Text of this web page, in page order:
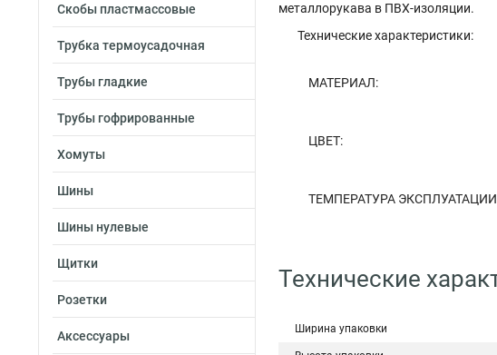
Скобы пластмассовые
Трубка термоусадочная
Трубы гладкие
Трубы гофрированные
Хомуты
Шины
Шины нулевые
Щитки
Розетки
Аксессуары
металлорукава в ПВХ-изоляции.
Технические характеристики:
МАТЕРИАЛ:
ЦВЕТ:
ТЕМПЕРАТУРА
Технические
Ширина упаковки